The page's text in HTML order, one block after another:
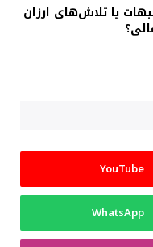
یا تلاش‌های ارزان
YouTube
WhatsApp